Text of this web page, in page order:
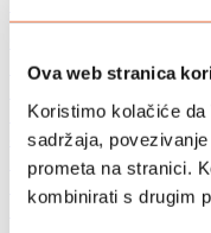
Ova web stranica
Koristimo kolačiće
sadržaja,
prometa na stranici.
kombinirati s drugim
Trčanje
Biciklizam
Joga i pilates
Kupanje hladnom
Plivanje
Planinarenje